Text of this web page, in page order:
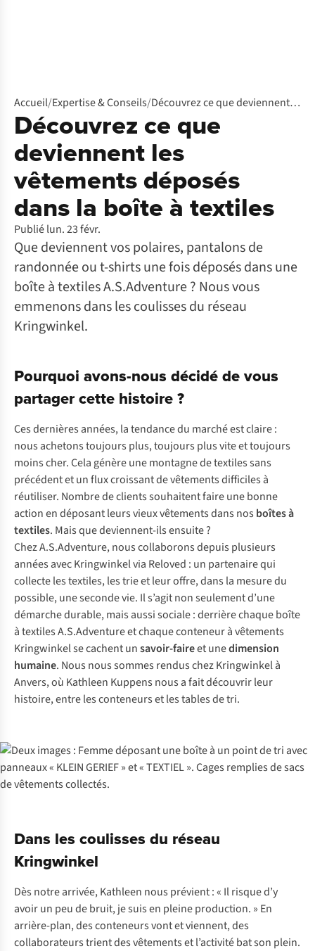
Accueil/Expertise & Conseils/ Découvrez ce que deviennent les vêtements déposés dans la boîte à textiles
Découvrez ce que
deviennent les
vêtements déposés
dans la boîte à textiles
Publié lun. 23 févr.
Que deviennent vos polaires, pantalons de
randonnée ou t-shirts une fois déposés dans une
boîte à textiles A.S.Adventure ? Nous vous
emmenons dans les coulisses du réseau
Kringwinkel.
Pourquoi avons-nous décidé de vous
partager cette histoire ?
Ces dernières années, la tendance du marché est claire :
nous achetons toujours plus, toujours plus vite et toujours
moins cher. Cela génère une montagne de textiles sans
précédent et un flux croissant de vêtements difficiles à
réutiliser. Nombre de clients souhaitent faire une bonne
action en déposant leurs vieux vêtements dans nos boîtes à
textiles. Mais que deviennent-ils ensuite ?
Chez A.S.Adventure, nous collaborons depuis plusieurs
années avec Kringwinkel via Reloved : un partenaire qui
collecte les textiles, les trie et leur offre, dans la mesure du
possible, une seconde vie. Il s’agit non seulement d’une
démarche durable, mais aussi sociale : derrière chaque boîte
à textiles A.S.Adventure et chaque conteneur à vêtements
Kringwinkel se cachent unsavoir-faireet unedimension
humaine. Nous nous sommes rendus chez Kringwinkel à
Anvers, où Kathleen Kuppens nous a fait découvrir leur
histoire, entre les conteneurs et les tables de tri.
Dans les coulisses du réseau
Kringwinkel
Dès notre arrivée, Kathleen nous prévient : « Il risque d’y
avoir un peu de bruit, je suis en pleine production. » En
arrière-plan, des conteneurs vont et viennent, des
collaborateurs trient des vêtements et l’activité bat son plein.